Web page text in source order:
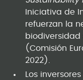
Iniciativa de
refuerzan la
biodiversidad
(Comisión
2022).
Los